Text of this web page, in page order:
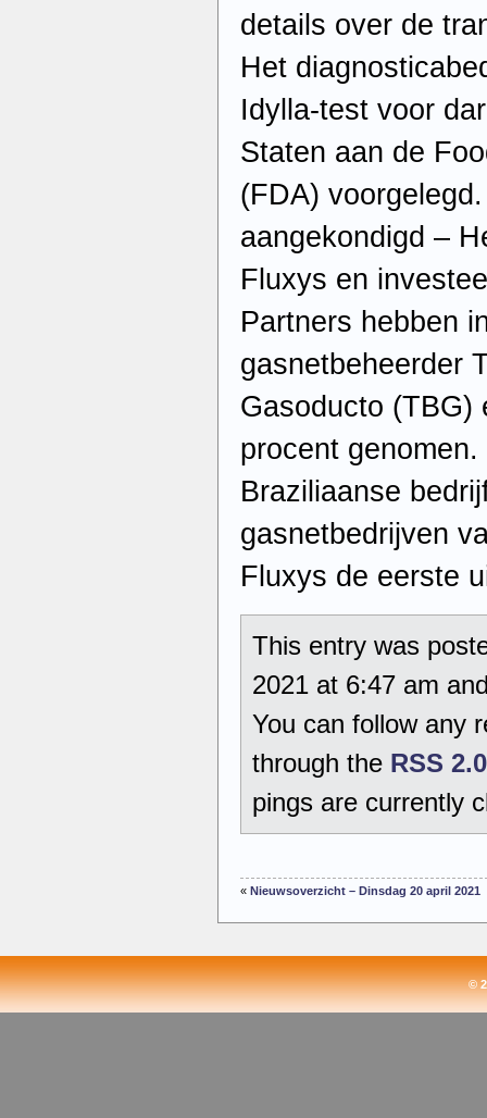
details over de
Het
Idylla-test voor
Staten aan de
(FDA)
aangekondigd –
Fluxys en
Partners hebben
gasnetbeheerder
Gasoducto (TBG)
procent
Braziliaanse
gasnetbedrijven
Fluxys de eerste
This entry was
2021 at 6:47 am
You can follow any
through the RSS 2.0
pings are currently
« Nieuwsoverzicht – Dinsdag 20 april 2021
©